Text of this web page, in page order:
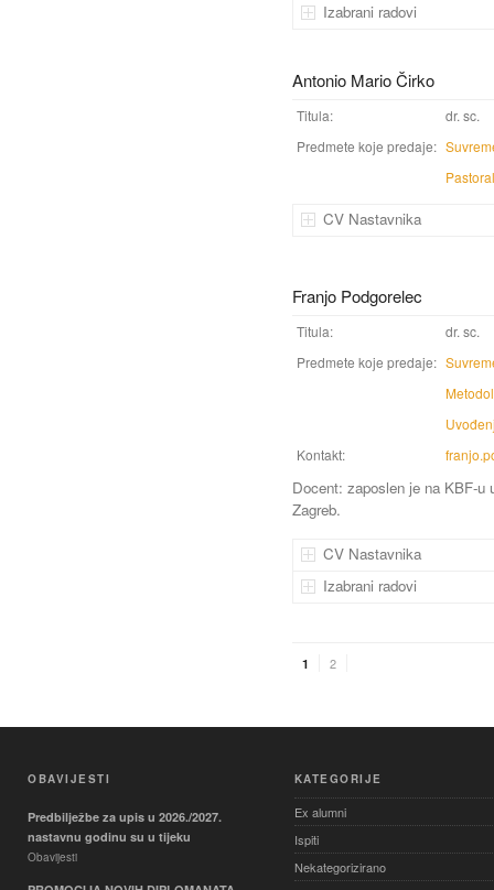
Izabrani radovi
Antonio Mario Čirko
Titula:
dr. sc.
Predmete koje predaje:
CV Nastavnika
Franjo Podgorelec
Titula:
dr. sc.
Predmete koje predaje:
Kontakt:
Docent: zaposlen je na KBF-u
Zagreb.
CV Nastavnika
Izabrani radovi
1 2
OBAVIJESTI
Predbilježbe za upis u 2026./2027.
nastavnu godinu su u tijeku
Obavijesti
KATEGORIJE
Ex alumni
Ispiti
Nekategorizirano